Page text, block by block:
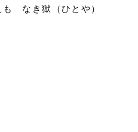
なき獄（ひとや）